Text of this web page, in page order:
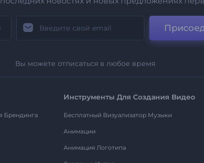
Вы можете отписаться в любое время
Брендинга
Инструменты Для Создания Видео
Бесплатный Визуализатор Музыки
Анимации
Анимация Логотипа